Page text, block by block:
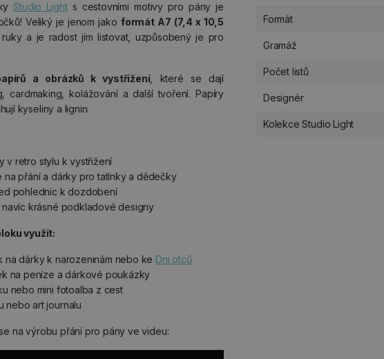
Studio Lights cestovními motivy pro pány je
Veliký je jenom jako formát A7 (7,4 x 10,5
a je radost jím listovat, uzpůsobený je pro
a obrázků k vystřižení, které se dají
cardmaking, kolážování a další tvoření. Papíry
kyseliny a lignin.
v retro stylu k vystřižení
na přání a dárky pro tatínky a dědečky
pohlednic k dozdobení
krásné podkladové designy
využít:
dárky k narozeninám nebo ke Dni otců
na peníze a dárkové poukázky
nebo mini fotoalba z cest
nebo art journalu
na výrobu přání pro pány ve videu:
Formát
Gramáž
Počet listů
Designér
Kolekce Studio Light